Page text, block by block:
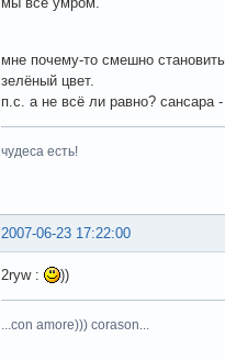
мне почему-то смешно
зелёный цвет.
п.с. а не всё ли равно? сансара -
чудеса есть!
2007-06-23 17:22:00
2ryw : ))
...con amore))) corason...